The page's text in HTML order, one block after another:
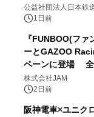
もに。
公益社団法人日本鉄
1日前
『FUNBOO(ファ
ーとGAZOO
ペーンに登場 全
GR 4車種の
メニューが展開さ
株式会社JAM
2日前
阪神電車×ユニク